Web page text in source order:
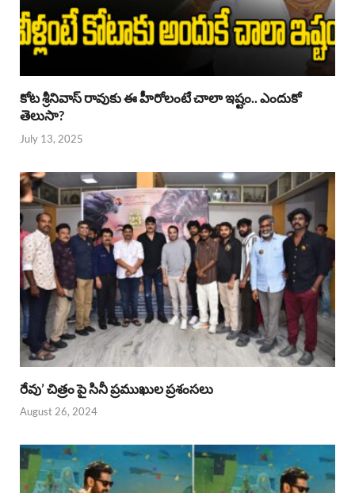
కోట శ్రీనివాస్ రావుకు ఈ హీరోలంటే చాలా ఇష్టం.. ఎందుకో
తెలుసా?
July 13, 2025
రేవు’ చిత్రం పై సినీ ప్రముఖుల ప్రశంసలు
August 26, 2024